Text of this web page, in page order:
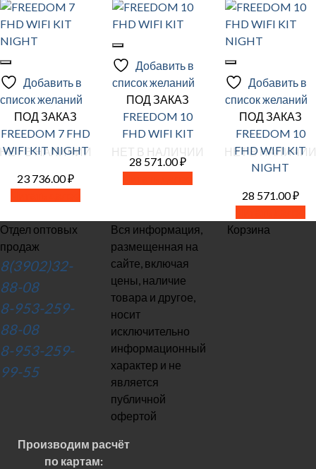
Добавить в
список желаний
НЕТ В НАЛИЧИИ
ПОД ЗАКАЗ
FREEDOM 7 FHD
WIFI KIT NIGHT
23 736.00₽
Добавить в
список желаний
НЕТ В НАЛИЧИИ
ПОД ЗАКАЗ
FREEDOM 10
FHD WIFI KIT
28 571.00₽
Добавить в
список желаний
НЕТ В НАЛИЧИИ
ПОД ЗАКАЗ
FREEDOM 10
FHD WIFI KIT
NIGHT
28 571.00₽
Отдел оптовых
продаж
8(3902)32-
88-08
8-953-259-
88-08
8-953-259-
99-55
Вся информация,
размещенная на
сайте, включая
цены, наличие
товара и другое,
носит
исключительно
информационный
характер и не
является
публичной
офертой
Корзина
Производим расчёт
по картам: